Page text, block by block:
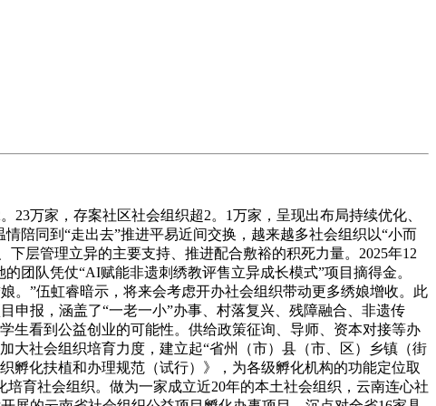
万家，存案社区社会组织超2。1万家，呈现出布局持续优化、
陪同到“走出去”推进平易近间交换，越来越多社会组织以“小而
层管理立异的主要支持、推进配合敷裕的积死力量。2025年12
团队凭仗“AI赋能非遗刺绣教评售立异成长模式”项目摘得金。
。”伍虹睿暗示，将来会考虑开办社会组织带动更多绣娘增收。此
申报，涵盖了“一老一小”办事、村落复兴、残障融合、非遗传
生看到公益创业的可能性。供给政策征询、导师、资本对接等办
大社会组织培育力度，建立起“省州（市）县（市、区）乡镇（街
孵化扶植和办理规范（试行）》，为各级孵化机构的功能定位取
育社会组织。做为一家成立近20年的本土社会组织，云南连心社